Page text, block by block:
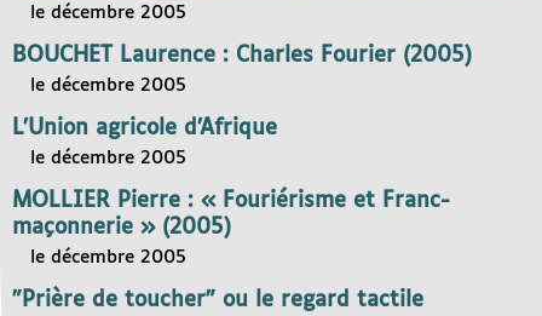
le décembre 2005
BOUCHET Laurence : Charles Fourier (2005)
le décembre 2005
L’Union agricole d’Afrique
le décembre 2005
MOLLIER Pierre : « Fouriérisme et Franc-
maçonnerie » (2005)
le décembre 2005
"Prière de toucher" ou le regard tactile